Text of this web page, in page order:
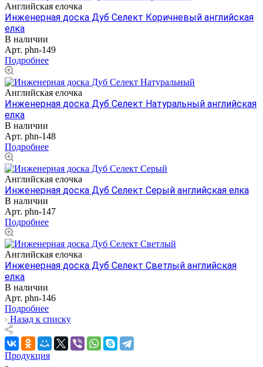
Английская елочка
Инженерная доска Дуб Селект Коричневый английская
елка
В наличии
Арт. phn-149
Подробнее
Английская елочка
Инженерная доска Дуб Селект Натуральный английская
елка
В наличии
Арт. phn-148
Подробнее
Английская елочка
Инженерная доска Дуб Селект Серый английская елка
В наличии
Арт. phn-147
Подробнее
Английская елочка
Инженерная доска Дуб Селект Светлый английская
елка
В наличии
Арт. phn-146
Подробнее
Назад к списку
Продукция